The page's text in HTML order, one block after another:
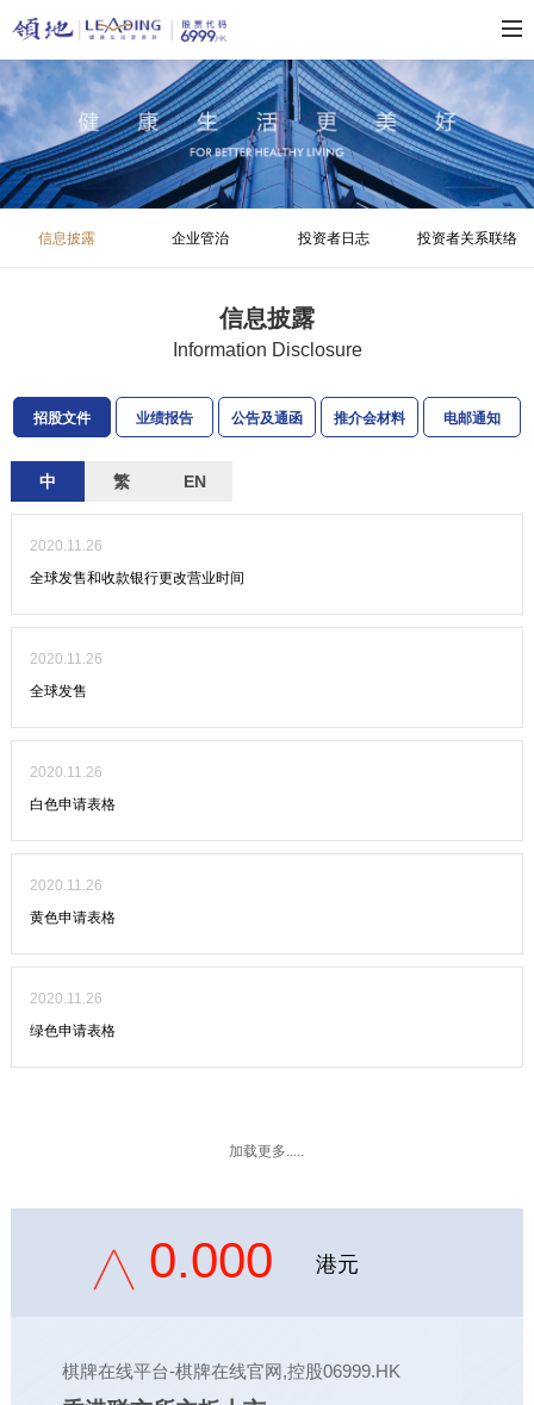
信息披露 企业管治 投资者日志 投资者关系联络
信息披露
Information Disclosure
招股文件 业绩报告 公告及通函 推介会材料 电邮通知
中 繁 EN
2020.11.26
全球发售和收款银行更改营业时间
2020.11.26
全球发售
2020.11.26
白色申请表格
2020.11.26
黄色申请表格
2020.11.26
绿色申请表格
加载更多.....
0.000 港元
棋牌在线平台-棋牌在线官网,控股06999.HK